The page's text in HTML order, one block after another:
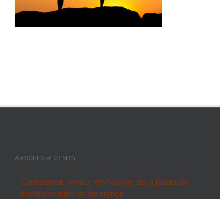
ARTICLES RÉCENTS
Conscience, Amour et Vivance : les 3 piliers de
transformation de l’existence